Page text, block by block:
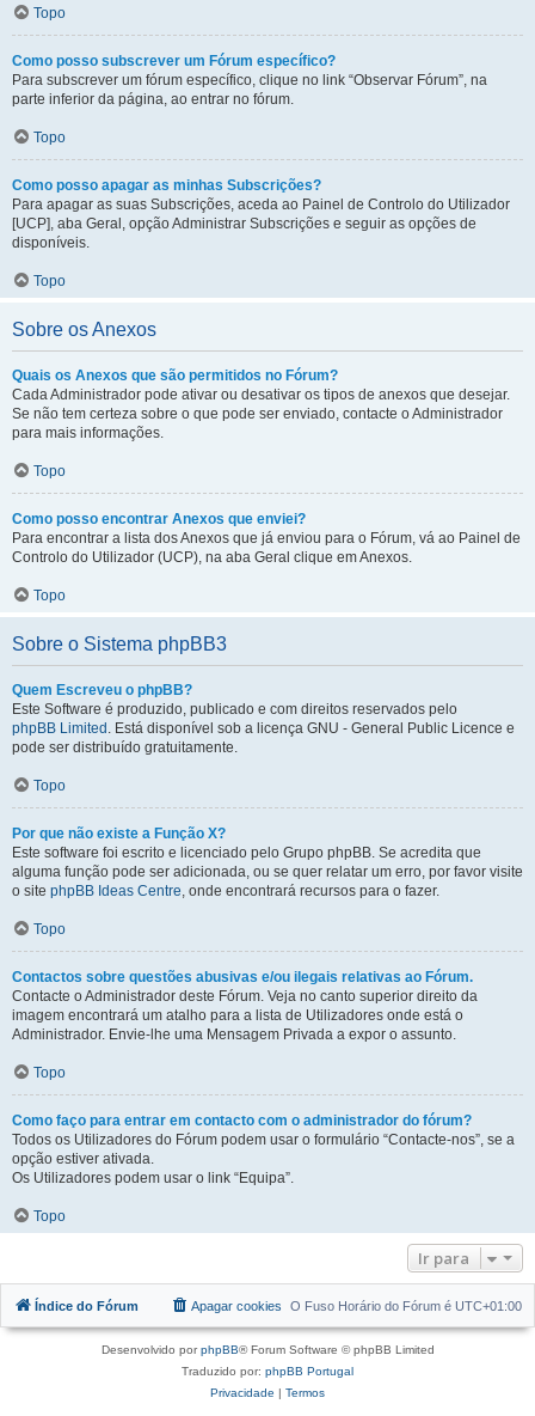
Topo
Como posso subscrever um Fórum específico?
Para subscrever um fórum específico, clique no link “Observar Fórum”, na
parte inferior da página, ao entrar no fórum.
Topo
Como posso apagar as minhas Subscrições?
Para apagar as suas Subscrições, aceda ao Painel de Controlo do Utilizador
[UCP], aba Geral, opção Administrar Subscrições e seguir as opções de
disponíveis.
Topo
Sobre os Anexos
Quais os Anexos que são permitidos no Fórum?
Cada Administrador pode ativar ou desativar os tipos de anexos que desejar.
Se não tem certeza sobre o que pode ser enviado, contacte o Administrador
para mais informações.
Topo
Como posso encontrar Anexos que enviei?
Para encontrar a lista dos Anexos que já enviou para o Fórum, vá ao Painel de
Controlo do Utilizador (UCP), na aba Geral clique em Anexos.
Topo
Sobre o Sistema phpBB3
Quem Escreveu o phpBB?
Este Software é produzido, publicado e com direitos reservados pelo
phpBB Limited . Está disponível sob a licença GNU - General Public Licence e
pode ser distribuído gratuitamente.
Topo
Por que não existe a Função X?
Este software foi escrito e licenciado pelo Grupo phpBB. Se acredita que
alguma função pode ser adicionada, ou se quer relatar um erro, por favor visite
o site phpBB Ideas Centre, onde encontrará recursos para o fazer.
Topo
Contactos sobre questões abusivas e/ou ilegais relativas ao Fórum.
Contacte o Administrador deste Fórum. Veja no canto superior direito da
imagem encontrará um atalho para a lista de Utilizadores onde está o
Administrador. Envie-lhe uma Mensagem Privada a expor o assunto.
Topo
Como faço para entrar em contacto com o administrador do fórum?
Todos os Utilizadores do Fórum podem usar o formulário “Contacte-nos”, se a
opção estiver ativada.
Os Utilizadores podem usar o link “Equipa”.
Topo
Ir para
Índice do Fórum O Fuso Horário do Fórum é UTC+01:00
Apagar cookies
Desenvolvido porphpBB® Forum Software © phpBB Limited
Traduzido por: phpBB Portugal
Privacidade | Termos